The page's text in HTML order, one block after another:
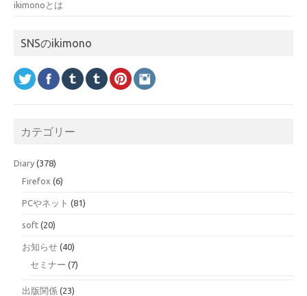
ikimonoとは
SNSのikimono
カテゴリー
Diary (378)
Firefox (6)
PCやネット (81)
soft (20)
お知らせ (40)
セミナー (7)
出版関係 (23)